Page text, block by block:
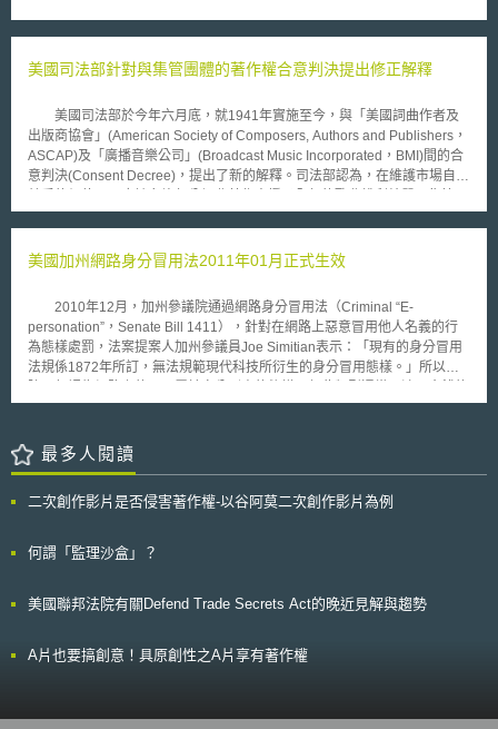
居留與聘僱許可的限制，並將簡化申請手續之處理原則。有關外籍專業人士
延，將放寬為前 4 個月提出即可；在居留證展延方面，也將由原本有效期限
事商務活動所核發之入出境許可證效期及展延後效期，陸委會將於近期內再
召開協調會進行研議；其餘有關外籍專業人士大陸籍配偶「多次入出境證」
之核發，以及開放大陸籍員工或隨行來台大陸籍配偶之父母能夠短期來台探
親等建議，都將朝放?的方向規劃。另由於部分外商公司所聘僱大陸籍員工
美國司法部針對與集管團體的著作權合意判決提出修正解釋
美國司法部於今年六月底，就1941年實施至今，與「美國詞曲作者及
出版商協會」(American Society of Composers, Authors and Publishers，
ASCAP)及「廣播音樂公司」(Broadcast Music Incorporated，BMI)間的合
意判決(Consent Decree)，提出了新的解釋。司法部認為，在維護市場自由
體。 在當今閱聽大眾習慣變化快速的年代，閱聽服務種類多元，使用
用者授權便利性與完整性。 然而，新的解釋引來正反兩面不同的評
格控制。反對聲浪則表示，如果單一權利人可授權全部的音樂著作權利給個
別集管團體，會增加授權複雜程度，亦將造成集管團體彼此間授權費用分攤
上的困擾；並且，大型音樂出版業者（如SONY/ATV）很有可能撤回對於集
管團體的概括授權，這對於消費者來說無異是增加了取得授權的困難度，只
力量不均衡的問題，政府或應思考如何於「授權市場的公平競爭」、「社會
大眾的閱聽權利」，以及「音樂產業的發展方向」三者之取，取得政府、人
民與產業三贏的結果。 「本文同步刊登於TIPS網站
美國加州網路身分冒用法2011年01月正式生效
2010年12月，加州參議院通過網路身分冒用法（Criminal “E-
personation”，Senate Bill 1411），針對在網路上惡意冒用他人名義的行
為態樣處罰，法案提案人加州參議員Joe Simitian表示：「現有的身分冒用
法規係1872年所訂，無法規範現代科技所衍生的身分冒用態樣。」所以法
損失，法庭上證明困難，受害者求償不易，因而制定此一法案。 本法
詐欺他人的行為，判定為輕罪（standard misdemeanor），最高可處以
1000元美金或一年以下有期徒刑。因此，在社群網站中冒用他人名義，發
欺」的行為態樣的認定，可能會造成法院實際執法上的困難，而且可能侵害
商會（American Chamber of Commerce）在網路上發表支持眾議院通過氣
法對於身分被冒用者無所助益，然新法正式施行後，本案如何在不侵犯憲法
察。
最多人閱讀
二次創作影片是否侵害著作權-以谷阿莫二次創作影片為例
何謂「監理沙盒」？
美國聯邦法院有關Defend Trade Secrets Act的晚近見解與趨勢
A片也要搞創意！具原創性之A片享有著作權